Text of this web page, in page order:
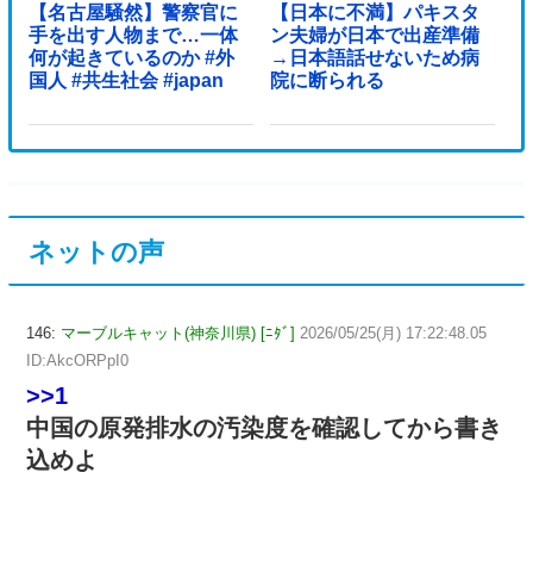
【名古屋騒然】警察官に
手を出す人物まで…一体
何が起きているのか #外
国人 #共生社会 #japan
【日本に不満】パキスタ
ン夫婦が日本で出産準備
→日本語話せないため病
院に断られる
ネットの声
146: マーブルキャット(神奈川県) [ﾆﾀﾞ] 2026/05/25(月) 17:22:48.05
ID:AkcORPpI0
>>1
中国の原発排水の汚染度を確認してから書き
込めよ